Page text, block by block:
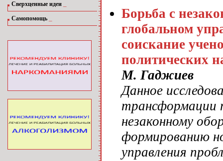
Сверхценные идеи
Самопомощь
Борьба с
глобальном
соискание
политических
М. Гаджиев
Данное
трансформации
незаконному
формированию
управления